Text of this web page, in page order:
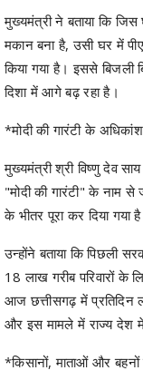
मुख्यमंत्री ने बताया कि
मकान बना है, उसी घर में
किया गया है। इससे बिजली
दिशा में आगे बढ़ रहा है।
*मोदी की गारंटी के
मुख्यमंत्री श्री विष्णु देव
"मोदी की गारंटी" के नाम से
के भीतर पूरा कर दिया गया
उन्होंने बताया कि पिछली
18 लाख गरीब परिवारों के
आज छत्तीसगढ़ में प्रतिदिन
और इस मामले में राज्य देश
*किसानों, माताओं और